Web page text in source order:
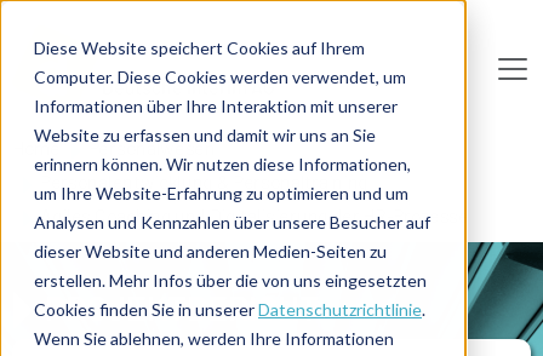
Diese Website speichert Cookies auf Ihrem
Computer. Diese Cookies werden verwendet, um
Informationen über Ihre Interaktion mit unserer
Website zu erfassen und damit wir uns an Sie
erinnern können. Wir nutzen diese Informationen,
um Ihre Website-Erfahrung zu optimieren und um
Analysen und Kennzahlen über unsere Besucher auf
dieser Website und anderen Medien-Seiten zu
erstellen. Mehr Infos über die von uns eingesetzten
Cookies finden Sie in unsererDatenschutzrichtlinie.
Wenn Sie ablehnen, werden Ihre Informationen
Deutsc he InterimAG
Home
Personalwesen
Agiles Coaching und Digitalisierung der HR-Prozesse
PROJEKTBERICHT